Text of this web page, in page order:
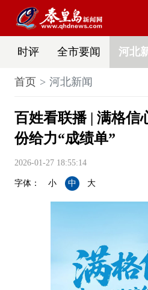
时评 全市要闻 河北
首页 河北新闻
百姓看联播 | 满格信
份给力“成绩单”
2026-01-27 18:55:14
字体： 小 中 大